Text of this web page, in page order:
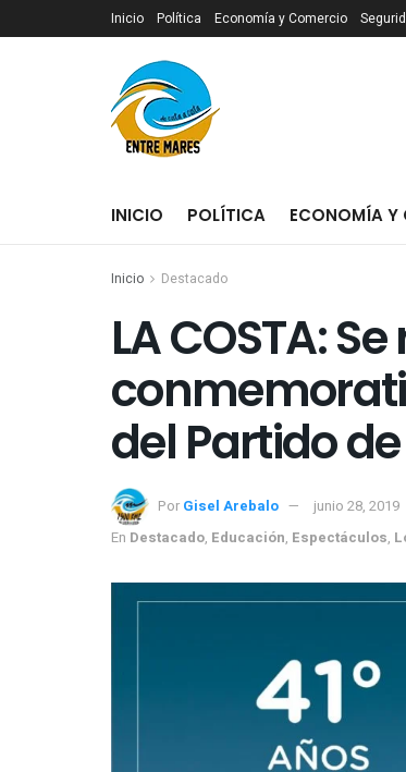
Inicio Política Economía y Comercio
INICIO POLÍTICA ECONOMÍA Y
Inicio Destacado
LA COSTA:
del Partido
Por Gisel Arebalo
junio 28, 2019
En Destacado, Educación, Espectáculos,